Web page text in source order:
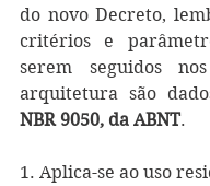
do novo Decreto,
critérios e
serem seguidos
NBR 9050, da ABNT.
1. Aplica-se ao uso